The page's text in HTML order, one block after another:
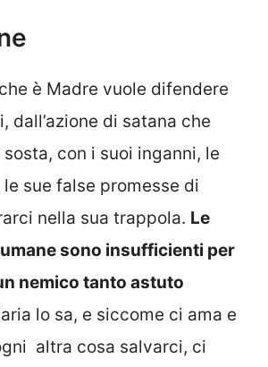
è Madre vuole difendere
dall’azione di satana che
con i suoi inganni, le
sue false promesse di
nella sua trappola. Le
sono insufficienti per
nemico tanto astuto
lo sa, e siccome ci ama e
altra cosa salvarci, ci